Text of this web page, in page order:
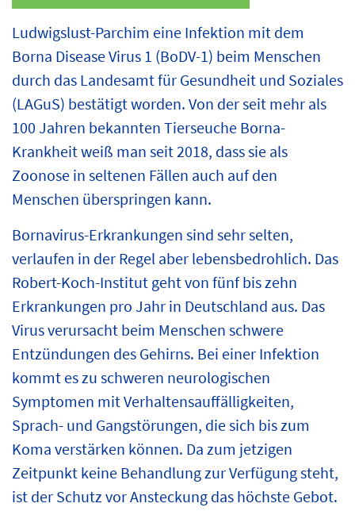
Ludwigslust-Parchim eine Infektion mit dem
Borna Disease Virus 1 (BoDV-1) beim Menschen
durch das Landesamt für Gesundheit und Soziales
(LAGuS) bestätigt worden. Von der seit mehr als
100 Jahren bekannten Tierseuche Borna-
Krankheit weiß man seit 2018, dass sie als
Zoonose in seltenen Fällen auch auf den
Menschen überspringen kann.
Bornavirus-Erkrankungen sind sehr selten,
verlaufen in der Regel aber lebensbedrohlich. Das
Robert-Koch-Institut geht von fünf bis zehn
Erkrankungen pro Jahr in Deutschland aus. Das
Virus verursacht beim Menschen schwere
Entzündungen des Gehirns. Bei einer Infektion
kommt es zu schweren neurologischen
Symptomen mit Verhaltensauffälligkeiten,
Sprach- und Gangstörungen, die sich bis zum
Koma verstärken können. Da zum jetzigen
Zeitpunkt keine Behandlung zur Verfügung steht,
ist der Schutz vor Ansteckung das höchste Gebot.